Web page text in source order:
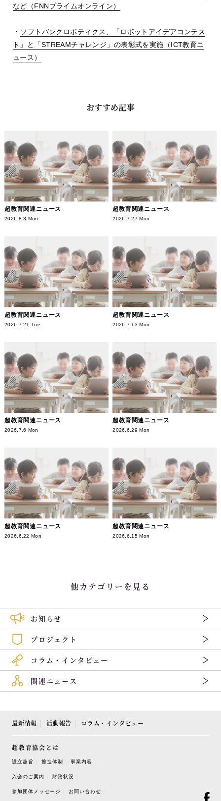
など（FNNプライムオンライン）
・ ソフトバンクロボティクス、「ロボットアイデアコンテス
ト」と「STREAMチャレンジ」の表彰式を実施（ICT教育ニ
ュース）
おすすめ記事
超教育関連ニュース
2026.8.3 Mon
超教育関連ニュース
2026.7.27 Mon
超教育関連ニュース
2026.7.21 Tue
超教育関連ニュース
2026.7.13 Mon
超教育関連ニュース
2026.7.6 Mon
超教育関連ニュース
2026.6.29 Mon
超教育関連ニュース
2026.6.22 Mon
超教育関連ニュース
2026.6.15 Mon
他カテゴリーを見る
お知らせ
プロジェクト
コラム・インタビュー
関連ニュース
最新情報 活動報告 コラム・インタビュー
超教育協会とは
設立趣旨 推進体制 事業内容
入会のご案内 財務状況
参加団体メッセージ お問い合わせ